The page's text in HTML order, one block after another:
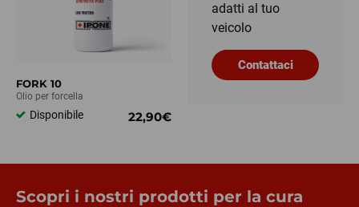
FORK 10
Olio per forcella
Disponibile 22,90€
adatti al tuo
veicolo
Contattaci
Scopri i nostri prodotti per la cura